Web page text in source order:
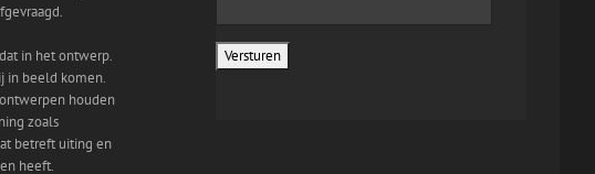
in het ontwerp.
in beeld komen.
houden
zoals
betreft uiting en
heeft.